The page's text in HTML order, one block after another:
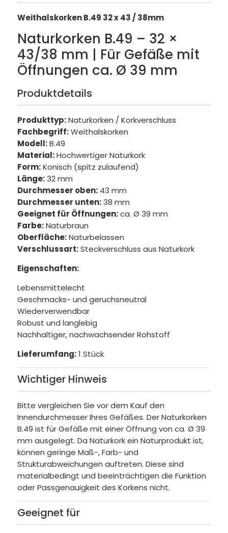
Weithalskorken B.49 32 x 43 / 38mm
Naturkorken B.49 – 32 ×
43/38 mm | Für Gefäße mit
Öffnungen ca. Ø 39 mm
Produktdetails
Produkttyp:Naturkorken / Korkverschluss
Fachbegriff:Weithalskorken
Modell:B.49
Material:Hochwertiger Naturkork
Form:Konisch (spitz zulaufend)
Länge:32 mm
Durchmesser oben:43 mm
Durchmesser unten:38 mm
Geeignet für Öffnungen:ca. Ø 39 mm
Farbe:Naturbraun
Oberfläche:Naturbelassen
Verschlussart:Steckverschluss aus Naturkork
Eigenschaften:
Lebensmittelecht
Geschmacks- und geruchsneutral
Wiederverwendbar
Robust und langlebig
Nachhaltiger, nachwachsender Rohstoff
Lieferumfang:1 Stück
Wichtiger Hinweis
Bitte vergleichen Sie vor dem Kauf den
Innendurchmesser Ihres Gefäßes. Der Naturkorken
B.49 ist für Gefäße mit einer Öffnung von ca. Ø 39
mm ausgelegt. Da Naturkork ein Naturprodukt ist,
können geringe Maß-, Farb- und
Strukturabweichungen auftreten. Diese sind
materialbedingt und beeinträchtigen die Funktion
oder Passgenauigkeit des Korkens nicht.
Geeignet für